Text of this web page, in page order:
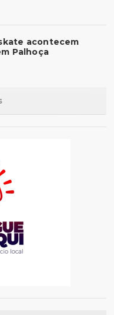
acontecem
Palhoça